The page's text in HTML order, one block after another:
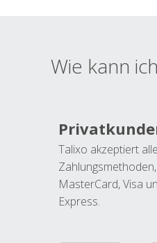
Wie kann
Talixo akzeptiert
MasterCard, Visa
Express.